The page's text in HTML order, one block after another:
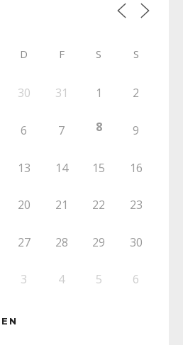
D F S S
30 31 1 2
6 7 8 9
13 14 15 16
20 21 22 23
27 28 29 30
3 4 5 6